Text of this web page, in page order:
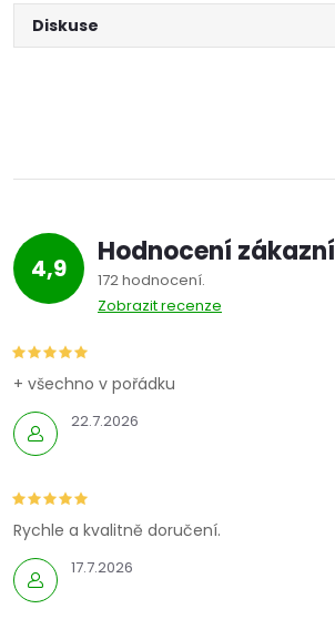
Diskuse
4,9 Hodnocení
172 hodnocení
Zobrazit recenze
22.7.2026
+ všechno v pořádku
17.7.2026
Rychle a kvalitně doručení.